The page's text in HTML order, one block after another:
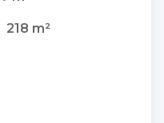
218 m²